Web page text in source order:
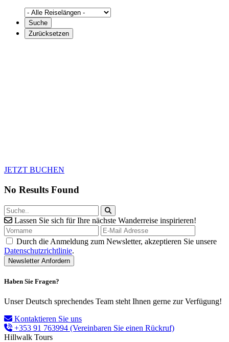
JETZT BUCHEN
No Results Found
Lassen Sie sich für Ihre nächste Wanderreise inspirieren!
Durch die Anmeldung zum Newsletter, akzeptieren Sie unsere
Datenschutzrichtlinie.
Haben Sie Fragen?
Unser Deutsch sprechendes Team steht Ihnen gerne zur Verfügung!
Kontaktieren Sie uns
+353 91 763994 (Vereinbaren Sie einen Rückruf)
Hillwalk Tours